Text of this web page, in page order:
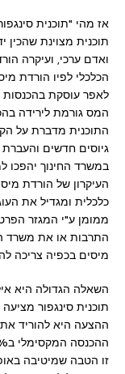
אז מהי "תוכנית
תוכנית מצוינת
ואדם ערכי, ועיקרה
הכלכלי לפיו הורדת
לאפר עוסקת
המס גורמת לירידה
התוכנית מדברת על
גיוסים חדשים
במשרד החינוך יהפכו
העיקרון של הורדת
כלכלית ומגדיל את
ממומן ע"י המגזר
התרבות או את משרד
מיסים בכפיה צריכה
השאלה הגדולה היא
תוכנית סינגפור
ההכנסה המקסימלי ב15% כלומר לשיעור מקסימלי של כ35%.
זו הטבה שמיטיבה